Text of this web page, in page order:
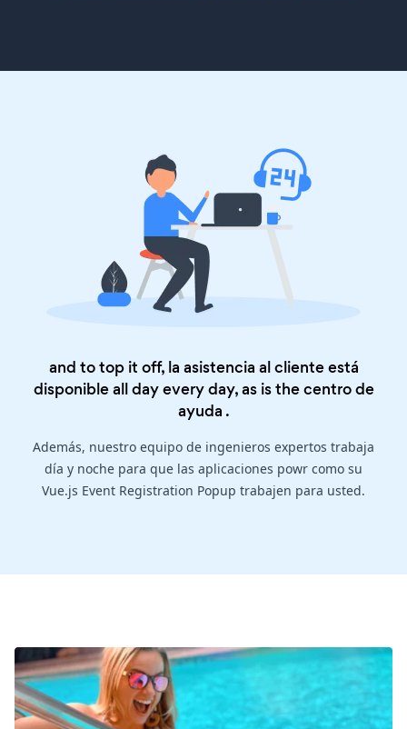
and to top it off, la asistencia al cliente está
disponible all day every day, as is thecentro de
ayuda .
Además, nuestro equipo de ingenieros expertos trabaja
día y noche para que las aplicaciones powr como su
Vue.js Event Registration Popup trabajen para usted.